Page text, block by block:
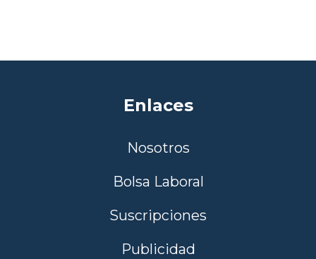
Enlaces
Nosotros
Bolsa Laboral
Suscripciones
Publicidad